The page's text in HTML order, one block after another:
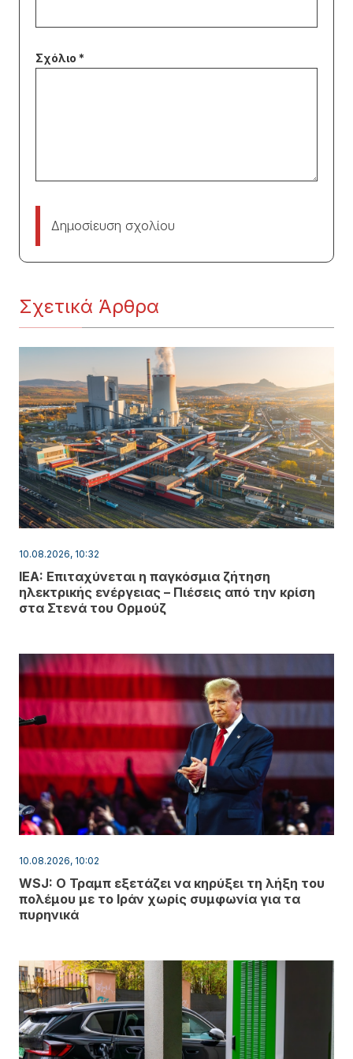
Δημοσίευση σχολίου
Σχετικά Άρθρα
10.08.2026, 10:32
IEA: Επιταχύνεται η παγκόσμια ζήτηση
ηλεκτρικής ενέργειας – Πιέσεις από την κρίση
στα Στενά του Ορμούζ
10.08.2026, 10:02
WSJ: Ο Τραμπ εξετάζει να κηρύξει τη λήξη του
πολέμου με το Ιράν χωρίς συμφωνία για τα
πυρηνικά